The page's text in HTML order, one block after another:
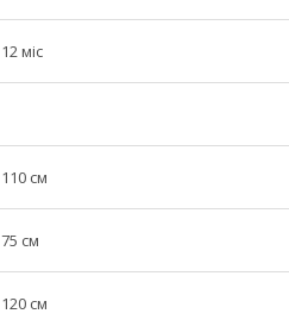
12 міс
110 см
75 см
120 см